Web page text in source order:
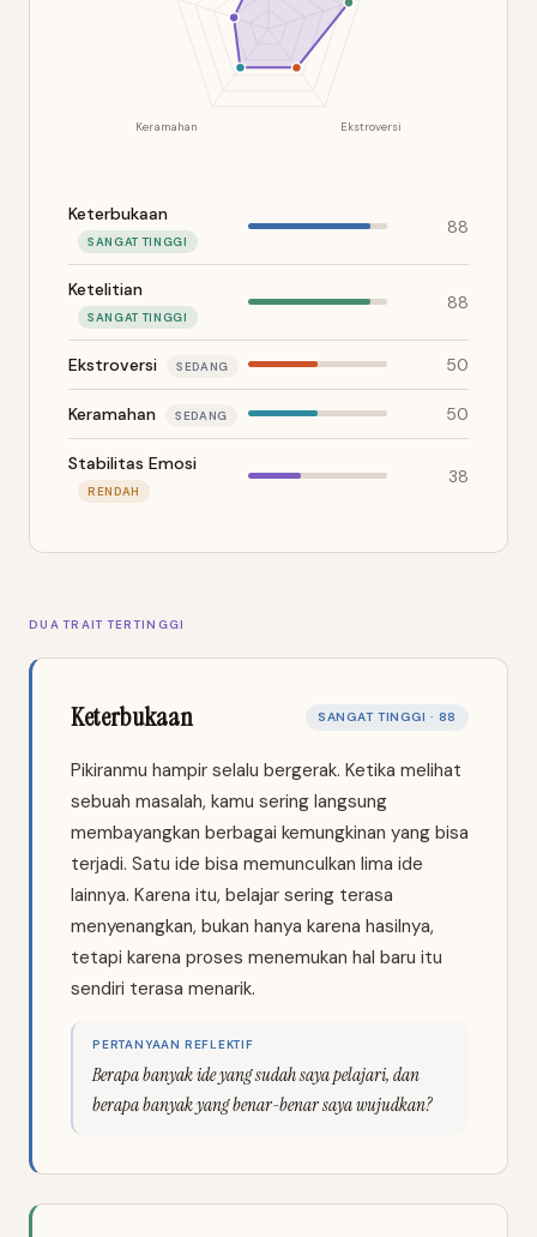
Ekstroversi
Keramahan
Keterbukaan
SANGAT TINGGI
88
Ketelitian
SANGAT TINGGI
88
Ekstroversi SEDANG 50
Keramahan SEDANG 50
Stabilitas Emosi
RENDAH
38
DUA TRAIT TERTINGGI
Keterbukaan SANGAT TINGGI · 88
Pikiranmu hampir selalu bergerak. Ketika melihat
sebuah masalah, kamu sering langsung
membayangkan berbagai kemungkinan yang bisa
terjadi. Satu ide bisa memunculkan lima ide
lainnya. Karena itu, belajar sering terasa
menyenangkan, bukan hanya karena hasilnya,
tetapi karena proses menemukan hal baru itu
sendiri terasa menarik.
PERTANYAAN REFLEKTIF
Berapa banyak ide yang sudah saya pelajari, dan
berapa banyak yang benar-benar saya wujudkan?